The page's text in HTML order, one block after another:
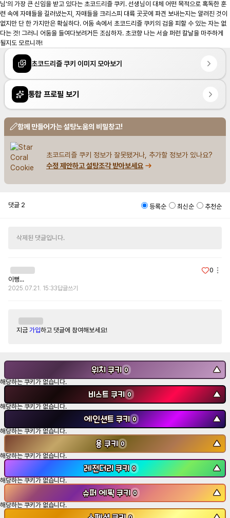
님'의 가장 큰 신임을 받고 있다는 초코드리즐 쿠키. 선생님이 대체 어떤 목적으로 혹독한 훈
련 속에 자매들을 길러냈는지, 자매들을 크리스피 대륙 곳곳에 파견 보내는지는 알려진 것이
없지만 단 한 가지만은 확실하다. 어둠 속에서 초코드리즐 쿠키의 검을 피할 수 있는 자는 없
다는 것! 그러니 어둠을 들여다보려거든 조심하자. 초코향 나는 서슬 퍼런 칼날을 마주하게
될지도 모르니까!
초코드리즐 쿠키 이미지 모아보기
통합 프로필 보기
함께 만들어가는 설탕노움의 비밀창고!
초코드리즐 쿠키 정보가 잘못됐거나, 추가할 정보가 있나요?
수정 제안하고 설탕조각 받아보세요
댓글 2 등록순 최신순 추천순
삭제된 댓글입니다.
0
이뻥...
2025.07.21. 15:33답글쓰기
지금 가입하고 댓글에 참여해보세요!
위치 쿠키 0 ▼
해당하는 쿠키가 없습니다.
비스트 쿠키 0 ▼
해당하는 쿠키가 없습니다.
에인션트 쿠키 0 ▼
해당하는 쿠키가 없습니다.
용 쿠키 0 ▼
해당하는 쿠키가 없습니다.
레전더리 쿠키 0 ▼
해당하는 쿠키가 없습니다.
슈퍼 에픽 쿠키 0 ▼
해당하는 쿠키가 없습니다.